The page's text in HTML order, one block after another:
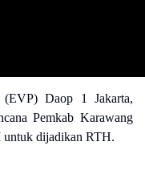
(EVP) Daop 1 Jakarta,
Pemkab Karawang
dijadikan RTH.